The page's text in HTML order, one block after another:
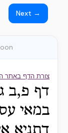
Next →
צורת הדף באתר
דף פ,ב
במאי